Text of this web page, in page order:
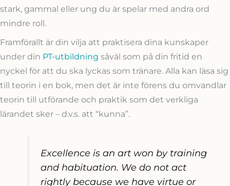
stark, gammal eller ung du är spelar med andra ord
mindre roll.
Framförallt är din vilja att praktisera dina kunskaper
under din PT-utbildning såväl som på din fritid en
nyckel för att du ska lyckas som tränare. Alla kan läsa sig
till teorin i en bok, men det är inte förens du omvandlar
teorin till utförande och praktik som det verkliga
lärandet sker – d.v.s. att “kunna”.
Excellence is an art won by training
and habituation. We do not act
rightly because we have virtue or